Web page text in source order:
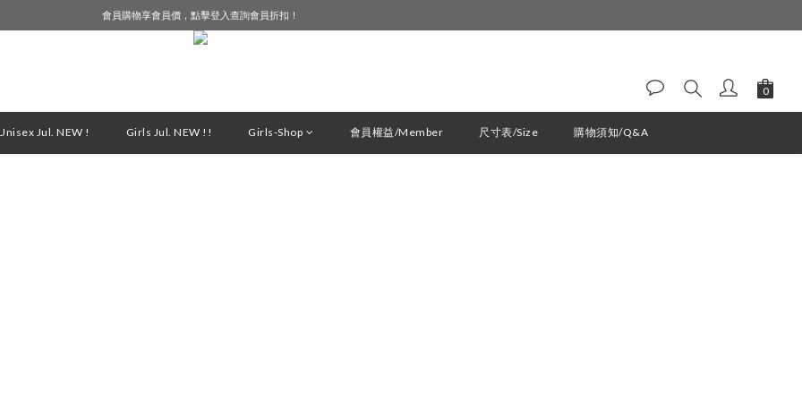
LINE好友募集中，加入就送購物金$50！
會員購物享會員價，點擊登入查詢會員折扣！
LINE好友募集中，加入就送購物金$50！
Jul. NEW ! Girls Jul. NEW !! Girls-Shop 會員權益/Member 尺寸表/Size 購物須知/Q&A